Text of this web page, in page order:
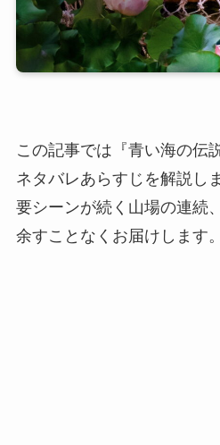
この記事では『青い海の伝
ネタバレあらすじを解説し
要シーンが続く山場の連続
余すことなくお届けします。